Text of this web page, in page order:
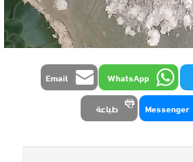
WhatsApp
Email
Messenger طباعة